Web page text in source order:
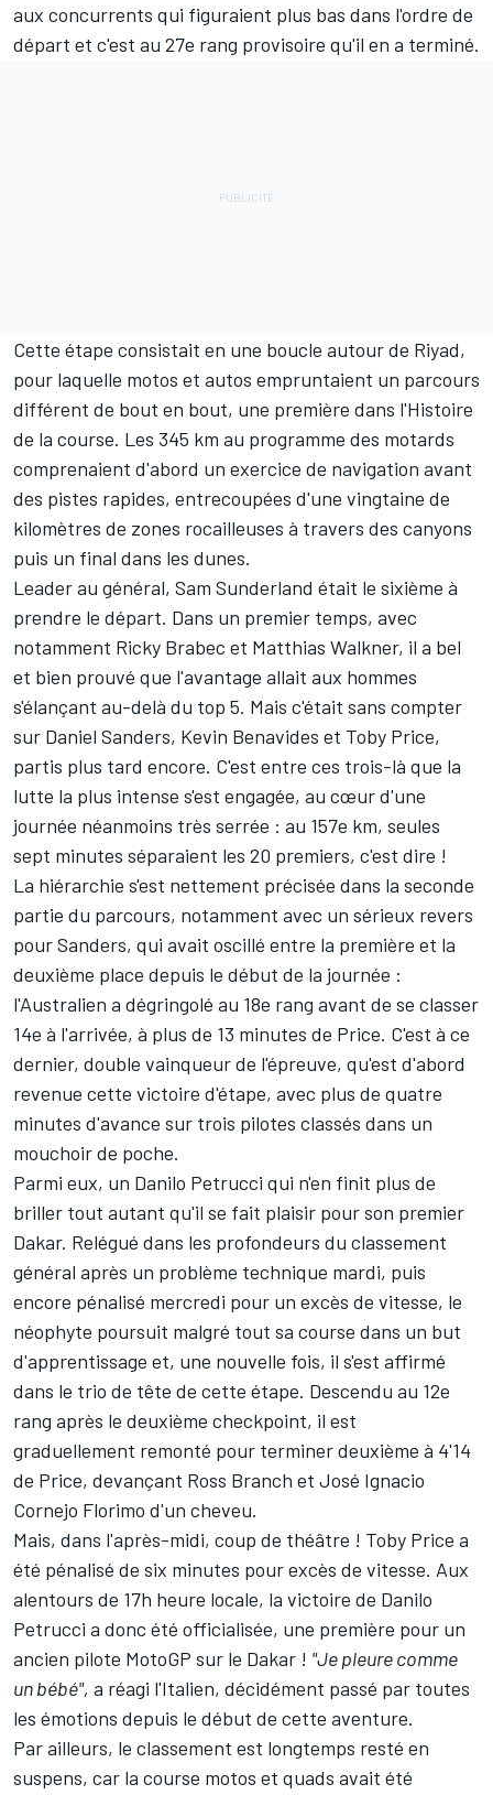
aux concurrents qui figuraient plus bas dans l'ordre de
départ et c'est au 27e rang provisoire qu'il en a terminé.
Cette étape consistait en une boucle autour de Riyad,
pour laquelle motos et autos empruntaient un parcours
différent de bout en bout, une première dans l'Histoire
de la course. Les 345 km au programme des motards
comprenaient d'abord un exercice de navigation avant
des pistes rapides, entrecoupées d'une vingtaine de
kilomètres de zones rocailleuses à travers des canyons
puis un final dans les dunes.
Leader au général, Sam Sunderland était le sixième à
prendre le départ. Dans un premier temps, avec
notamment Ricky Brabec et Matthias Walkner, il a bel
et bien prouvé que l'avantage allait aux hommes
s'élançant au-delà du top 5. Mais c'était sans compter
sur Daniel Sanders, Kevin Benavides et Toby Price,
partis plus tard encore. C'est entre ces trois-là que la
lutte la plus intense s'est engagée, au cœur d'une
journée néanmoins très serrée : au 157e km, seules
sept minutes séparaient les 20 premiers, c'est dire !
La hiérarchie s'est nettement précisée dans la seconde
partie du parcours, notamment avec un sérieux revers
pour Sanders, qui avait oscillé entre la première et la
deuxième place depuis le début de la journée :
l'Australien a dégringolé au 18e rang avant de se classer
14e à l'arrivée, à plus de 13 minutes de Price. C'est à ce
dernier, double vainqueur de l'épreuve, qu'est d'abord
revenue cette victoire d'étape, avec plus de quatre
minutes d'avance sur trois pilotes classés dans un
mouchoir de poche.
Parmi eux, un Danilo Petrucci qui n'en finit plus de
briller tout autant qu'il se fait plaisir pour son premier
Dakar. Relégué dans les profondeurs du classement
général après un problème technique mardi, puis
encore pénalisé mercredi pour un excès de vitesse, le
néophyte poursuit malgré tout sa course dans un but
d'apprentissage et, une nouvelle fois, il s'est affirmé
dans le trio de tête de cette étape. Descendu au 12e
rang après le deuxième checkpoint, il est
graduellement remonté pour terminer deuxième à 4'14
de Price, devançant Ross Branch et José Ignacio
Cornejo Florimo d'un cheveu.
Mais, dans l'après-midi, coup de théâtre ! Toby Price a
été pénalisé de six minutes pour excès de vitesse. Aux
alentours de 17h heure locale, la victoire de Danilo
Petrucci a donc été officialisée, une première pour un
ancien pilote MotoGP sur le Dakar ! "Je pleure comme
un bébé", a réagi l'Italien, décidément passé par toutes
les émotions depuis le début de cette aventure.
Par ailleurs, le classement est longtemps resté en
suspens, car la course motos et quads avait été